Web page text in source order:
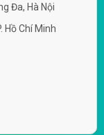
Đa, Hà Nội
Hồ Chí Minh